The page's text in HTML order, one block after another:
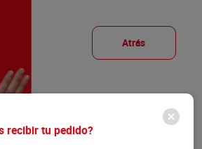
Atrás
recibir tu pedido?